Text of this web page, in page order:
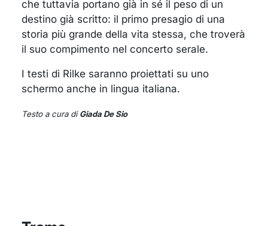
che tuttavia portano già in sé il peso di un
destino già scritto: il primo presagio di una
storia più grande della vita stessa, che troverà
il suo compimento nel concerto serale.
I testi di Rilke saranno proiettati su uno
schermo anche in lingua italiana.
Testo a cura diGiada De Sio